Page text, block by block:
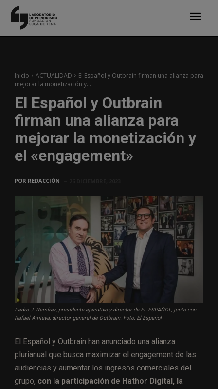
Inicio ACTUALIDAD
El Español y Outbrain firman una alianza para
mejorar la monetización y...
El Español y Outbrain
firman una alianza para
mejorar la monetización y
el «engagement»
POR REDACCIÓN
Pedro J. Ramírez, presidente ejecutivo y director de EL ESPAÑOL, junto con
Rafael Amieva, director general de Outbrain. Foto: El Español
El Español y Outbrain han anunciado una alianza
plurianual que busca maximizar el engagement de las
audiencias y aumentar los ingresos comerciales del
grupo, con la participación de Hathor Digital, la